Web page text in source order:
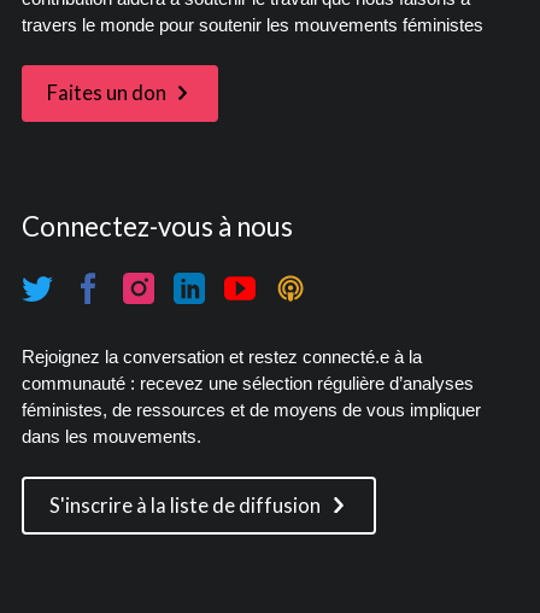
travers le monde pour soutenir les mouvements féministes
Faites un don
Connectez-vous à nous
Rejoignez la conversation et restez connecté.e à la
communauté : recevez une sélection régulière d’analyses
féministes, de ressources et de moyens de vous impliquer
dans les mouvements.
S'inscrire à la liste de diffusion